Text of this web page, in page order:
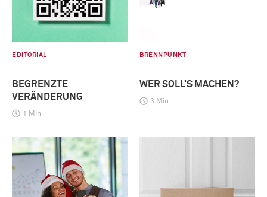
EDITORIAL
BEGRENZTE
VERÄNDERUNG
1 Min
BRENNPUNKT
WER SOLL’S MACHEN?
3 Min